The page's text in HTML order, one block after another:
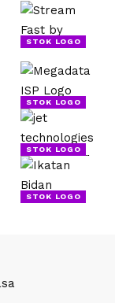
STOK LOGO
STOK LOGO
STOK LOGO
STOK LOGO